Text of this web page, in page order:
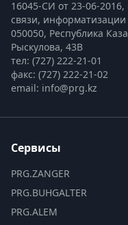
16045-СИ от 23-06-
связи,
050050, Республика
Рыскулова, 43В
тел: (727) 222-21-01
факс: (727) 222-21-02
email: info@prg.kz
Сервисы
PRG.ZANGER
PRG.BUHGALTER
PRG.ALEM